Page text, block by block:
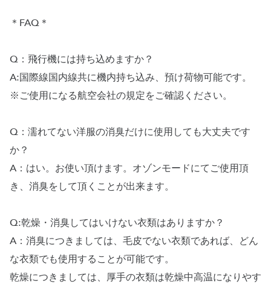
＊FAQ＊
Q：飛行機には持ち込めますか？
A:国際線国内線共に機内持ち込み、預け荷物可能です。
※ご使用になる航空会社の規定をご確認ください。
Q：濡れてない洋服の消臭だけに使用しても大丈夫です
か？
A：はい。お使い頂けます。オゾンモードにてご使用頂
き、消臭をして頂くことが出来ます。
Q:乾燥・消臭してはいけない衣類はありますか？
A：消臭につきましては、毛皮でない衣類であれば、どん
な衣類でも使用することが可能です。
乾燥につきましては、厚手の衣類は乾燥中高温になりやす